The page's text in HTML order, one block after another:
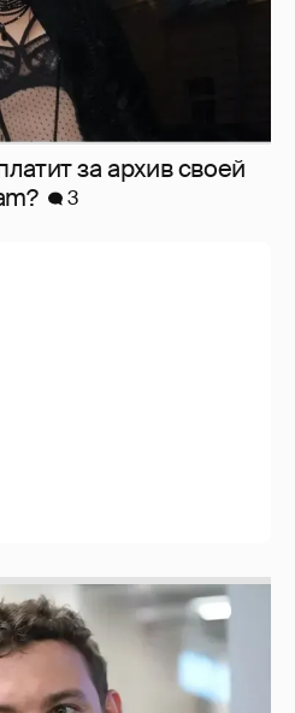
за архив своей
3
высказался насчёт